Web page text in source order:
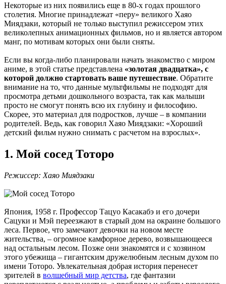
Некоторые из них появились еще в 80-х годах прошлого
столетия. Многие принадлежат «перу» великого Хаяо
Миядзаки, который не только выступил режиссером этих
великолепных анимационных фильмов, но и является автором
манг, по мотивам которых они были сняты.
Если вы когда-либо планировали начать знакомство с миром
аниме, в этой статье представлена «золотая двадцатка», с
которой должно стартовать ваше путешествие. Обратите
внимание на то, что данные мультфильмы не подходят для
просмотра детьми дошкольного возраста, так как малыши
просто не смогут понять всю их глубину и философию.
Скорее, это материал для подростков, лучше – в компании
родителей. Ведь, как говорил Хаяо Миядзаки: «Хороший
детский фильм нужно снимать с расчетом на взрослых».
1. Мой сосед Тоторо
Режиссер: Хаяо Миядзаки
Япония, 1958 г. Профессор Тацуо Касакабэ и его дочери
Сацуки и Мэй переезжают в старый дом на окраине большого
леса. Первое, что замечают девочки на новом месте
жительства, – огромное камфорное дерево, возвышающееся
над остальным лесом. Позже они знакомятся и с хозяином
этого убежища – гигантским дружелюбным лесным духом по
имени Тоторо. Увлекательная добрая история перенесет
зрителей в волшебный мир детства, где фантазии